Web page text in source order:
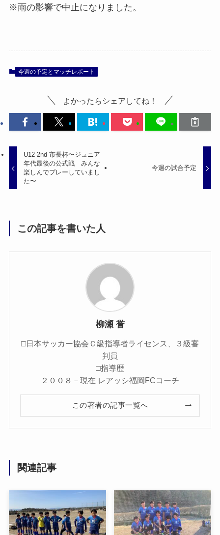
※雨の影響で中止になりました。
今週の予定とマッチレポート
よかったらシェアしてね！
U12 2nd 市長杯〜ジュニア
年代最後の公式戦 みんな
楽しんでプレーしていまし
た〜
今週の試合予定
この記事を書いた人
柳瀬 誉
□日本サッカー協会Ｃ級指導者ライセンス、３級審
判員
□指導歴
２００８－現在 レアッシ福岡FCコーチ
この著者の記事一覧へ
関連記事